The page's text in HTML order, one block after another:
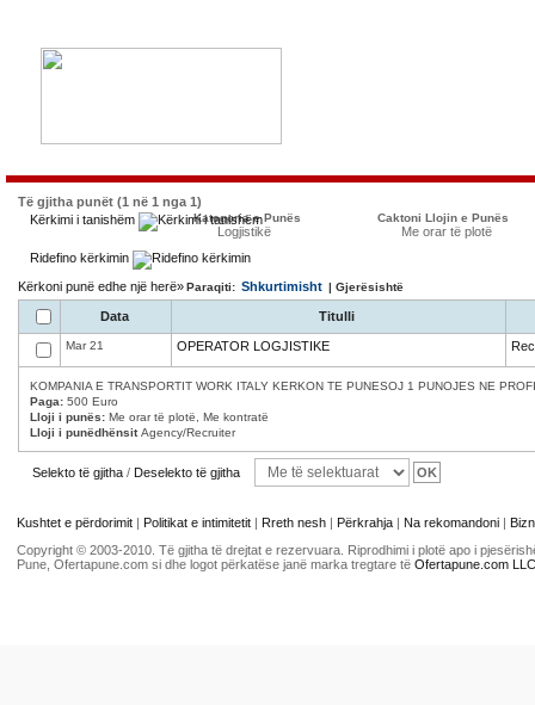
Të gjitha punët (1 në 1 nga 1)
Kërkimi i tanishëm
Kategoria e Punës
Logjistikë
Caktoni Llojin e Punës
Me orar të plotë
Ridefino kërkimin
Kërkoni punë edhe një herë»Paraqiti: Shkurtimisht | Gjerësishtë
Data Titulli
Mar 21 OPERATOR LOGJISTIKE
KOMPANIA E TRANSPORTIT WORK ITALY KERKON TE PUNESOJ 1 PUNOJES NE
Paga: 500 Euro
Lloji i punës: Me orar të plotë, Me kontratë
Lloji i punëdhënsitAgency/Recruiter
Selekto të gjitha / Deselekto të gjitha
Kushtet e përdorimit | Politikat e intimitetit | Rreth nesh | Përkrahja | Na rekomandoni |
Copyright © 2003-2010. Të gjitha të drejtat e rezervuara. Riprodhimi i plotë apo i
Pune, Ofertapune.com si dhe logot përkatëse janë marka tregtare të Ofertapune.com LLC